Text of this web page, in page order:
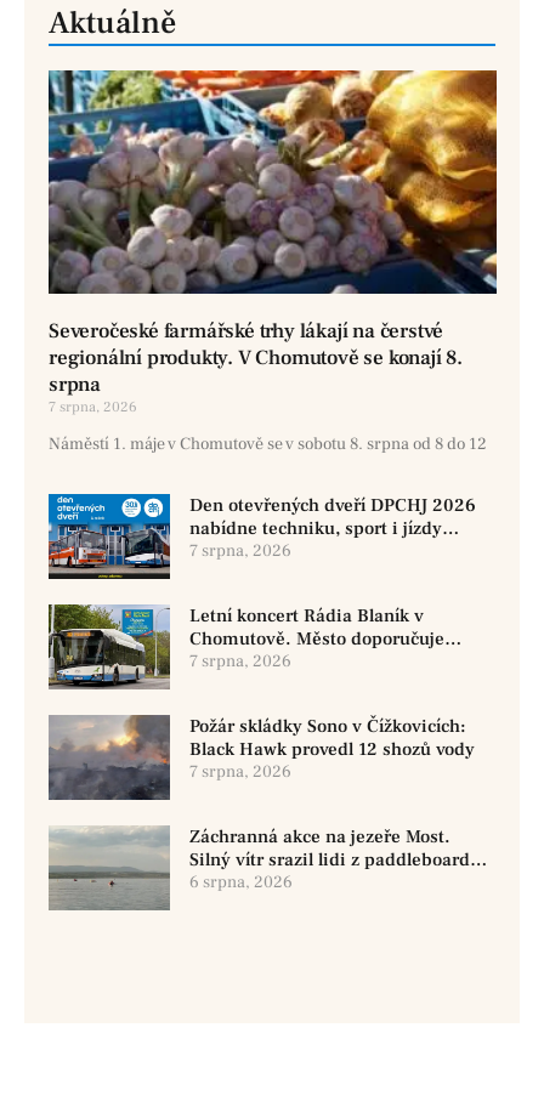
Aktuálně
Severočeské farmářské trhy lákají na čerstvé
regionální produkty. V Chomutově se konají 8.
srpna
7 srpna, 2026
Náměstí 1. máje v Chomutově se v sobotu 8. srpna od 8 do 12
Den otevřených dveří DPCHJ 2026
nabídne techniku, sport i jízdy
historickými vozy
7 srpna, 2026
Letní koncert Rádia Blaník v
Chomutově. Město doporučuje
využít MHD
7 srpna, 2026
Požár skládky Sono v Čížkovicích:
Black Hawk provedl 12 shozů vody
7 srpna, 2026
Záchranná akce na jezeře Most.
Silný vítr srazil lidi z paddleboardů,
dvě osoby se pohřešují
6 srpna, 2026